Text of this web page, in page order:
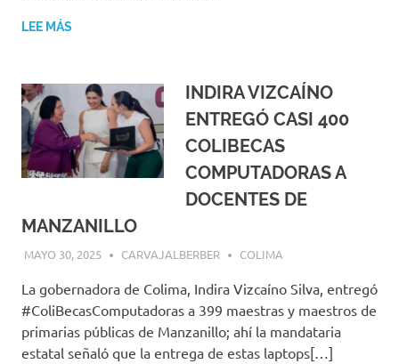
LEE MÁS
INDIRA VIZCAÍNO
ENTREGÓ CASI 400
COLIBECAS
COMPUTADORAS A
DOCENTES DE
MANZANILLO
MAYO 30, 2025 CARVAJALBERBER COLIMA
La gobernadora de Colima, Indira Vizcaíno Silva, entregó
#ColiBecasComputadoras a 399 maestras y maestros de
primarias públicas de Manzanillo; ahí la mandataria
estatal señaló que la entrega de estas laptops[…]